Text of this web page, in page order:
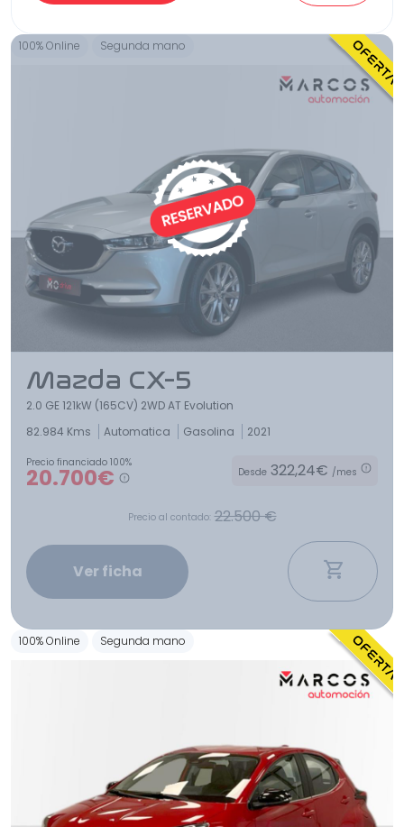
100% Online Segunda mano
Mazda CX-5
2.0 GE 121kW (165CV) 2WD AT Evolution
82.984 Kms
Automatica Gasolina 2021
Precio financiado 100%
20.700€ Desde 322,24€ /mes
Precio al contado: 22.500 €
Ver ficha
100% Online Segunda mano